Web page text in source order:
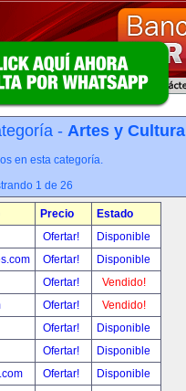
- Artes y Cultura
en esta categoría.
1 de 26
Precio
Estado
Ofertar!
Disponible
Ofertar!
Disponible
Ofertar!
Vendido!
Ofertar!
Vendido!
Ofertar!
Disponible
Ofertar!
Disponible
Ofertar!
Disponible